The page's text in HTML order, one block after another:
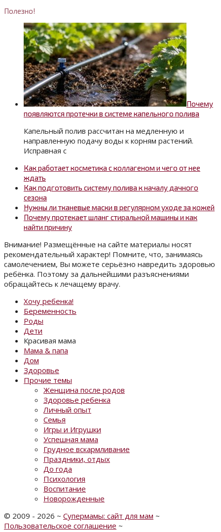
Полезно!
Почему
появляются протечки в системе капельного полива
Капельный полив рассчитан на медленную и
направленную подачу воды к корням растений.
Исправная с
Как работает косметика с коллагеном и чего от нее
ждать
Как подготовить систему полива к началу дачного
сезона
Нужны ли тканевые маски в регулярном уходе за кожей
Почему протекает шланг стиральной машины и как
найти причину
Внимание! Размещённые на сайте материалы носят
рекомендательный характер! Помните, что, занимаясь
самолечением, Вы можете серьёзно навредить здоровью
ребёнка. Поэтому за дальнейшими разъяснениями
обращайтесь к лечащему врачу.
Хочу ребенка!
Беременность
Роды
Дети
Красивая мама
Мама & папа
Дом
Здоровье
Прочие темы
Женщина после родов
Здоровье ребенка
Личный опыт
Семья
Игры и Игрушки
Успешная мама
Грудное вскармливание
Праздники, отдых
До года
Психология
Воспитание
Новорожденные
© 2009 - 2026 ~ Супермамы: сайт для мам ~
Пользовательское соглашение ~